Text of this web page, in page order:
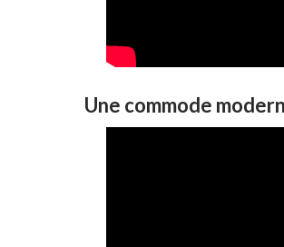
Une commode